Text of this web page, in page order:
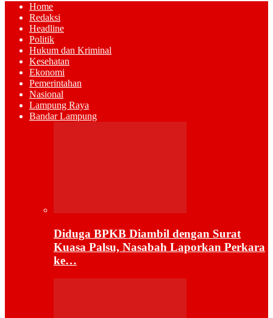
Home
Redaksi
Headline
Politik
Hukum dan Kriminal
Kesehatan
Ekonomi
Pemerintahan
Nasional
Lampung Raya
Bandar Lampung
Diduga BPKB Diambil dengan Surat
Kuasa Palsu, Nasabah Laporkan Perkara
ke…